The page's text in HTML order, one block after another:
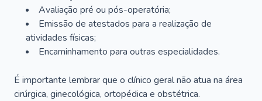
Avaliação pré ou pós-operatória;
Emissão de atestados para a realização de
atividades físicas;
Encaminhamento para outras especialidades.
É importante lembrar que o clínico geral não atua na área
cirúrgica, ginecológica, ortopédica e obstétrica.